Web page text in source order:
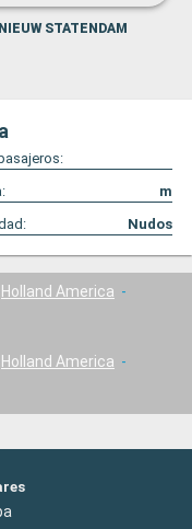
STATENDAM
m
Nudos
Holland America
Holland America